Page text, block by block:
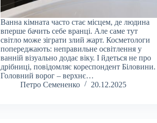
Ванна кімната часто стає місцем, де людина
вперше бачить себе вранці. Але саме тут
світло може зіграти злий жарт. Косметологи
попереджають: неправильне освітлення у
ванній візуально додає віку. І йдеться не про
дрібниці, повідомляє кореспондент Біловини.
Головний ворог – верхнє…
Петро Семененко
20.12.2025